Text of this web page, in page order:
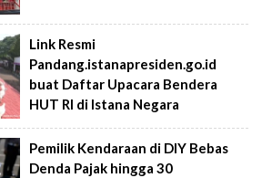
Link Resmi
Pandang.istanapresiden.go.id
buat Daftar Upacara Bendera
HUT RI di Istana Negara
Pemilik Kendaraan di DIY Bebas
Denda Pajak hingga 30